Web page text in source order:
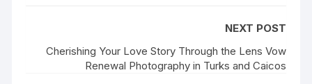
NEXT POST
Cherishing Your Love Story Through the Lens Vow
Renewal Photography in Turks and Caicos